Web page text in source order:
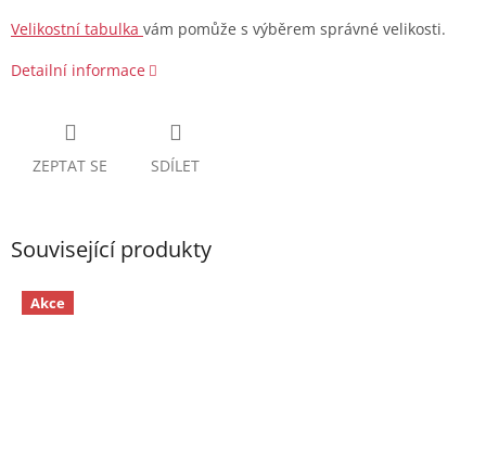
Velikostní tabulka vám pomůže s výběrem správné velikosti.
Detailní informace
ZEPTAT SE SDÍLET
Související produkty
Akce